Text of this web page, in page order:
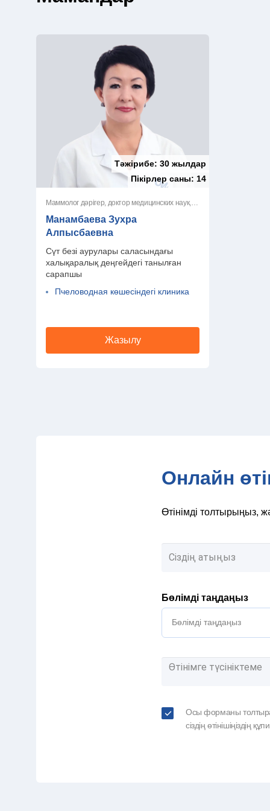
Тәжірибе:30 жылдар
Пікірлер саны: 14
Манамбаева Зухра
Алпысбаевна
Сүт безі аурулары саласындағы
халықаралық деңгейдегі танылған
сарапшы
Пчеловодная көшесіндегі клиника
Жазылу
Онлайн
Өтінімді толтырыңыз,
Бөлімді таңдаңыз
Бөлімді таңдаңыз
Осы форманы толтыра
сіздің өтінішіңіздің